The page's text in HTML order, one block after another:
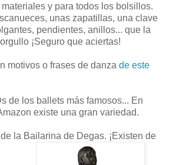
y para todos los bolsillos.
unas zapatillas, una clave
pendientes, anillos... que la
¡Seguro que aciertas!
motivos o frases de danza de este
de los ballets más famosos... En
existe una gran variedad.
la Bailarina de Degas. ¡Existen de